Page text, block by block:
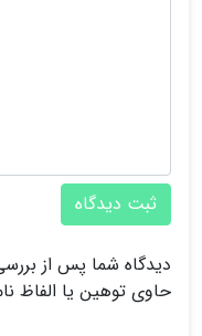
ثبت دیدگاه
دیدگاه شما پس از
حاوی توهین یا الفاظ